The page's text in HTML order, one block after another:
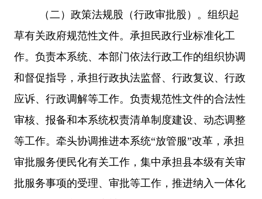
（二） 政策法规股（行政审批股）。组织起
草有关政府规范性文件。承担民政行业标准化工
作。负责本系统、本部门依法行政工作的组织协调
和督促指导，承担行政执法监督、行政复议、行政
应诉、行政调解等工作。负责规范性文件的合法性
审核、报备和本系统权责清单制度建设、动态调整
等工作。牵头协调推进本系统“放管服”改革，承担
审批服务便民化有关工作，集中承担县本级有关审
批服务事项的受理、审批等工作，推进纳入一体化